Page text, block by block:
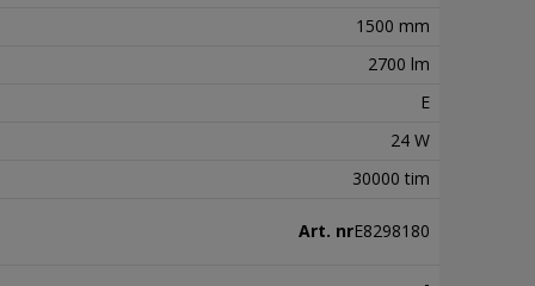
1500 mm
2700 lm
E
24 W
30000 tim
Art. nrE8298180